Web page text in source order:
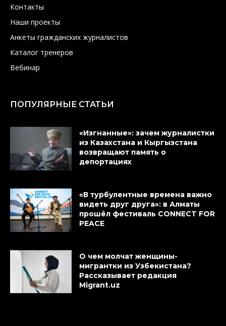
Контакты
Наши проекты
Анкеты гражданских журналистов
Каталог тренеров
Вебинар
ПОПУЛЯРНЫЕ СТАТЬИ
«Изгнанные»: зачем журналистки
из Казахстана и Кыргызстана
возвращают память о
депортациях
«В турбулентные времена важно
видеть друг друга»: в Алматы
прошёл фестиваль CONNECT FOR
PEACE
О чем молчат женщины-
мигрантки из Узбекистана?
Рассказывает редакция
Migrant.uz